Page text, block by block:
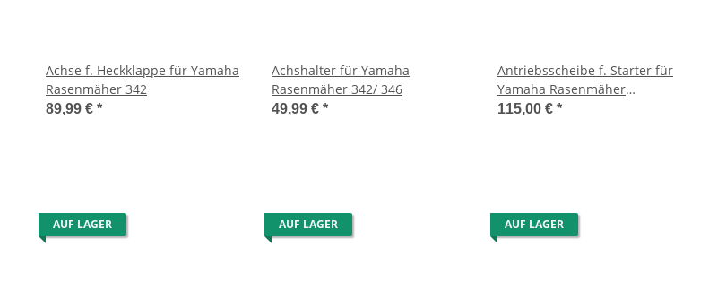
Achse f. Heckklappe für Yamaha
Rasenmäher 342
89,99 € *
Achshalter für Yamaha
Rasenmäher 342/ 346
49,99 € *
Antriebsscheibe f. Starter für
Yamaha Rasenmäher
342P/342/S/342SE/342SR/346
115,00 € *
AUF LAGER AUF LAGER AUF LAGER